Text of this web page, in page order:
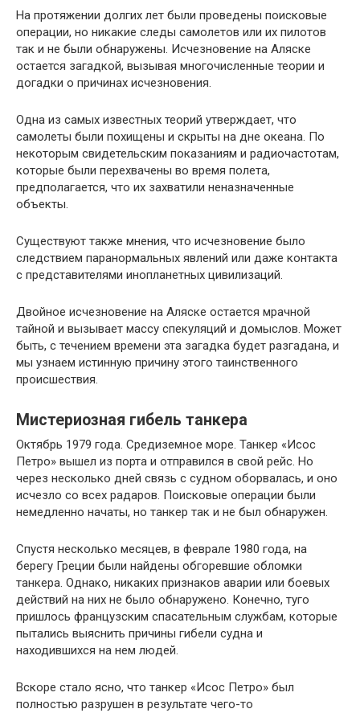
На протяжении долгих лет были проведены поисковые
операции, но никакие следы самолетов или их пилотов
так и не были обнаружены. Исчезновение на Аляске
остается загадкой, вызывая многочисленные теории и
догадки о причинах исчезновения.
Одна из самых известных теорий утверждает, что
самолеты были похищены и скрыты на дне океана. По
некоторым свидетельским показаниям и радиочастотам,
которые были перехвачены во время полета,
предполагается, что их захватили неназначенные
объекты.
Существуют также мнения, что исчезновение было
следствием паранормальных явлений или даже контакта
с представителями инопланетных цивилизаций.
Двойное исчезновение на Аляске остается мрачной
тайной и вызывает массу спекуляций и домыслов. Может
быть, с течением времени эта загадка будет разгадана, и
мы узнаем истинную причину этого таинственного
происшествия.
Мистериозная гибель танкера
Октябрь 1979 года. Средиземное море. Танкер «Исос
Петро» вышел из порта и отправился в свой рейс. Но
через несколько дней связь с судном оборвалась, и оно
исчезло со всех радаров. Поисковые операции были
немедленно начаты, но танкер так и не был обнаружен.
Спустя несколько месяцев, в феврале 1980 года, на
берегу Греции были найдены обгоревшие обломки
танкера. Однако, никаких признаков аварии или боевых
действий на них не было обнаружено. Конечно, туго
пришлось французским спасательным службам, которые
пытались выяснить причины гибели судна и
находившихся на нем людей.
Вскоре стало ясно, что танкер «Исос Петро» был
полностью разрушен в результате чего-то